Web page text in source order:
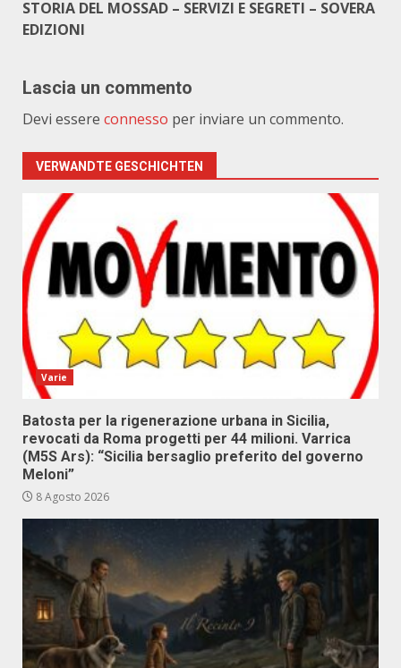
STORIA DEL MOSSAD – SERVIZI E SEGRETI – SOVERA
EDIZIONI
Lascia un commento
Devi essere connesso per inviare un commento.
VERWANDTE GESCHICHTEN
Varie
Batosta per la rigenerazione urbana in Sicilia,
revocati da Roma progetti per 44 milioni. Varrica
(M5S Ars): “Sicilia bersaglio preferito del governo
Meloni”
8 Agosto 2026